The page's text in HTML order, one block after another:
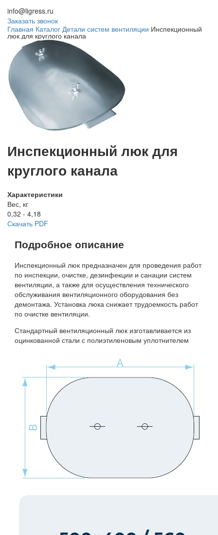
info@ligress.ru
Заказать звонок
Главная Каталог Детали систем вентиляции Инспекционный
люк для круглого канала
Инспекционный люк для
круглого канала
Характеристики
Вес, кг
0,32 - 4,18
Скачать PDF
Подробное описание
Инспекционный люк предназначен для проведения работ
по инспекции, очистке, дезинфекции и санации систем
вентиляции, а также для осуществления технического
обслуживания вентиляционного оборудования без
демонтажа. Установка люка снижает трудоемкость работ
по очистке вентиляции.
Стандартный вентиляционный люк изготавливается из
оцинкованной стали с полиэтиленовым уплотнителем